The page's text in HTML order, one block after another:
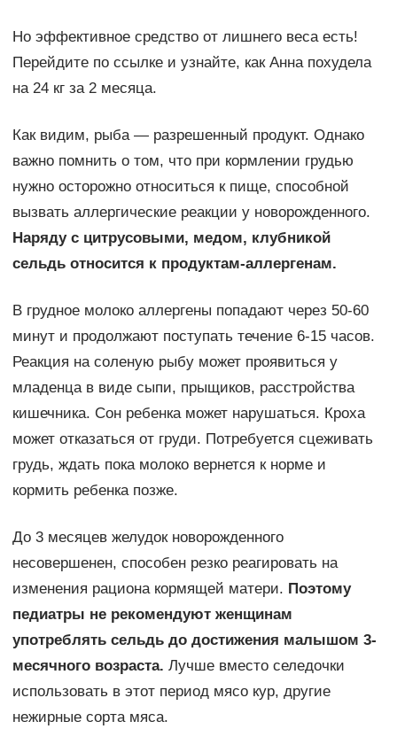
Но эффективное средство от лишнего веса есть!
Перейдите по ссылке и узнайте, как Анна похудела
на 24 кг за 2 месяца.
Как видим, рыба — разрешенный продукт. Однако
важно помнить о том, что при кормлении грудью
нужно осторожно относиться к пище, способной
вызвать аллергические реакции у новорожденного.
Наряду с цитрусовыми, медом, клубникой
сельдь относится к продуктам-аллергенам.
В грудное молоко аллергены попадают через 50-60
минут и продолжают поступать течение 6-15 часов.
Реакция на соленую рыбу может проявиться у
младенца в виде сыпи, прыщиков, расстройства
кишечника. Сон ребенка может нарушаться. Кроха
может отказаться от груди. Потребуется сцеживать
грудь, ждать пока молоко вернется к норме и
кормить ребенка позже.
До 3 месяцев желудок новорожденного
несовершенен, способен резко реагировать на
изменения рациона кормящей матери. Поэтому
педиатры не рекомендуют женщинам
употреблять сельдь до достижения малышом 3-
месячного возраста. Лучше вместо селедочки
использовать в этот период мясо кур, другие
нежирные сорта мяса.